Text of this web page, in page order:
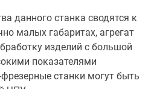
данного станка сводятся к
малых габаритах, агрегат
изделий с большой
показателями
станки могут быть